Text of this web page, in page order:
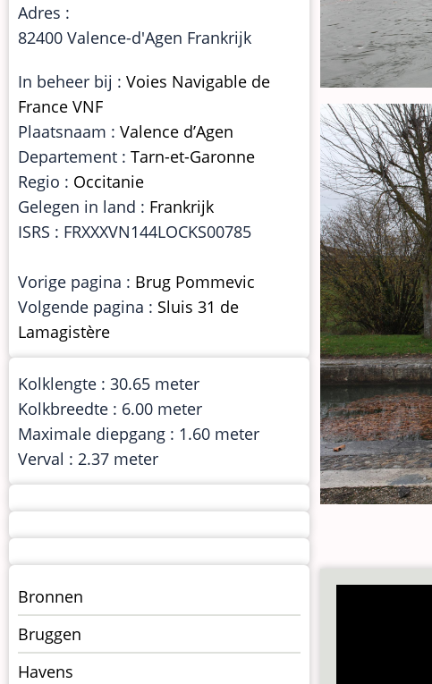
Adres :
82400 Valence-d'Agen Frankrijk
In beheer bij : Voies Navigable de
France VNF
Plaatsnaam : Valence d’Agen
Departement : Tarn-et-Garonne
Regio : Occitanie
Gelegen in land : Frankrijk
ISRS : FRXXXVN144LOCKS00785
Vorige pagina : Brug Pommevic
Volgende pagina : Sluis 31 de
Lamagistère
Kolklengte : 30.65 meter
Kolkbreedte : 6.00 meter
Maximale diepgang : 1.60 meter
Verval : 2.37 meter
Menu
kunstwerken
op
kunstwerkpagina
Bronnen
Bruggen
Havens